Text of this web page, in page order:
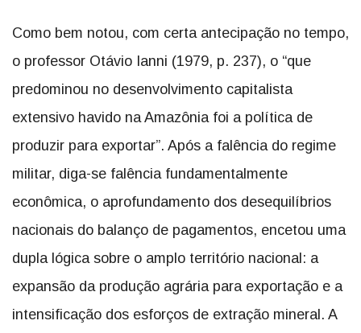
Como bem notou, com certa antecipação no tempo,
o professor Otávio Ianni (1979, p. 237), o “que
predominou no desenvolvimento capitalista
extensivo havido na Amazônia foi a política de
produzir para exportar”. Após a falência do regime
militar, diga-se falência fundamentalmente
econômica, o aprofundamento dos desequilíbrios
nacionais do balanço de pagamentos, encetou uma
dupla lógica sobre o amplo território nacional: a
expansão da produção agrária para exportação e a
intensificação dos esforços de extração mineral. A